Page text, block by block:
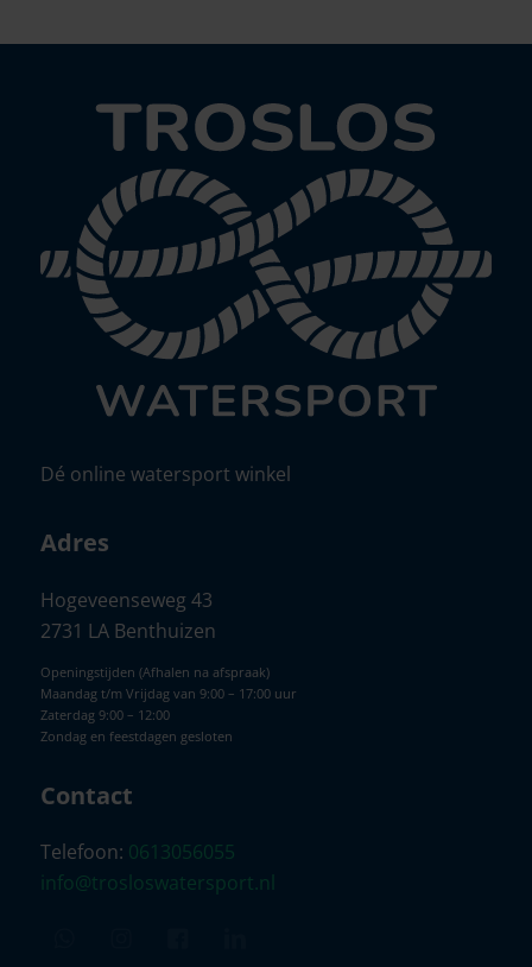
Dé online watersport winkel
Adres
Hogeveenseweg 43
2731 LA Benthuizen
Openingstijden (Afhalen na afspraak)
Maandag t/m Vrijdag van 9:00 – 17:00 uur
Zaterdag 9:00 – 12:00
Zondag en feestdagen gesloten
Contact
Telefoon: 0613056055
info@trosloswatersport.nl